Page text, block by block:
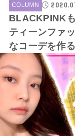
COLUMN
BLACKPINK
ティーンファ
なコーデを作